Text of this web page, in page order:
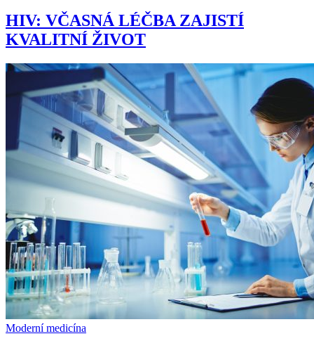
HIV: VČASNÁ LÉČBA ZAJISTÍ
KVALITNÍ ŽIVOT
Moderní medicína